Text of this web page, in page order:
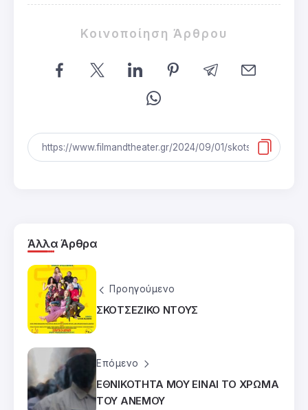
Κοινοποίηση Άρθρου
Άλλα Άρθρα
Προηγούμενο
ΣΚΟΤΣΕΖΙΚΟ ΝΤΟΥΣ
Επόμενο
ΕΘΝΙΚΟΤΗΤΑ ΜΟΥ ΕΙΝΑΙ ΤΟ ΧΡΩΜΑ
ΤΟΥ ΑΝΕΜΟΥ